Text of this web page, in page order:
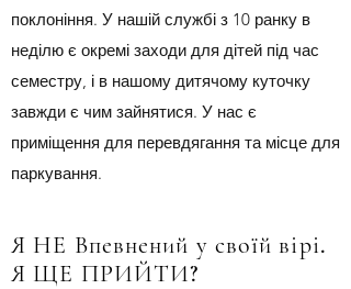
поклоніння. У нашій службі з 10 ранку в
неділю є окремі заходи для дітей під час
семестру, і в нашому дитячому куточку
завжди є чим зайнятися. У нас є
приміщення для перевдягання та місце для
паркування.
Я НЕ Впевнений у своїй вірі.
Я ЩЕ ПРИЙТИ?